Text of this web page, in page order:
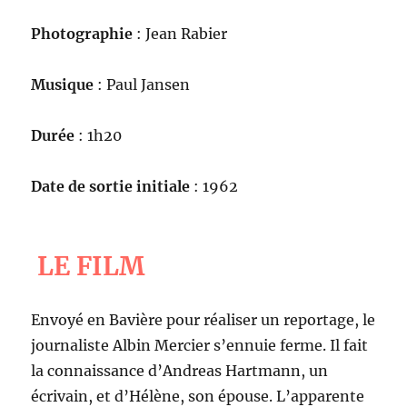
Photographie : Jean Rabier
Musique : Paul Jansen
Durée : 1h20
Date de sortie initiale : 1962
LE FILM
Envoyé en Bavière pour réaliser un reportage, le
journaliste Albin Mercier s’ennuie ferme. Il fait
la connaissance d’Andreas Hartmann, un
écrivain, et d’Hélène, son épouse. L’apparente